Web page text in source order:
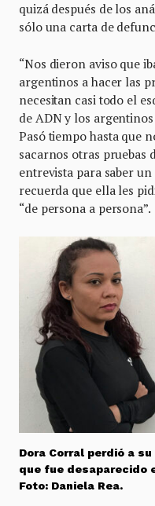
quizá después de los
sólo una carta de
“Nos dieron aviso que
argentinos a hacer las
necesitan casi todo el
de ADN y los
Pasó tiempo hasta que
sacarnos otras pruebas
entrevista para saber
recuerda que ella les
“de persona a persona”.
Dora Corral perdió a
que fue desaparecido
Foto: Daniela Rea.